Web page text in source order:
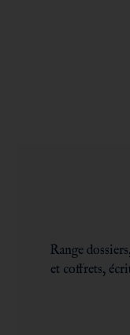
Range
et coffrets,